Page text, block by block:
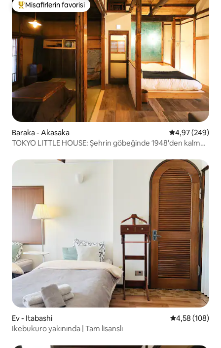
Misafirlerin favorilerinden en beğenilenler arasında
Misafirlerin favorisi
Baraka - Akasaka 5 üzerinden
4,97 (249)
TOKYO LITTLE HOUSE: Şehrin göbeğinde 1948'den kalma
Ev - Itabashi 5 üzerinden
4,58 (108)
Ikebukuro yakınında | Tam lisanslı